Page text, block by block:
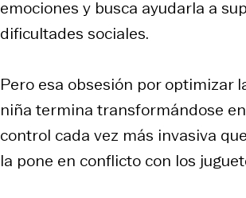
emociones y busca ayudarla a
dificultades sociales.
Pero esa obsesión por optimizar
niña termina transformándose
control cada vez más invasiva
la pone en conflicto con los